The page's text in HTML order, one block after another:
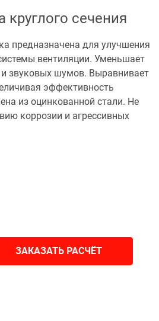
круглого сечения
предназначена для улучшения
вентиляции. Уменьшает
и звуковых шумов. Выравнивает
эффективность
из оцинкованной стали. Не
коррозии и агрессивных
ЗАКАЗАТЬ РАСЧЁТ